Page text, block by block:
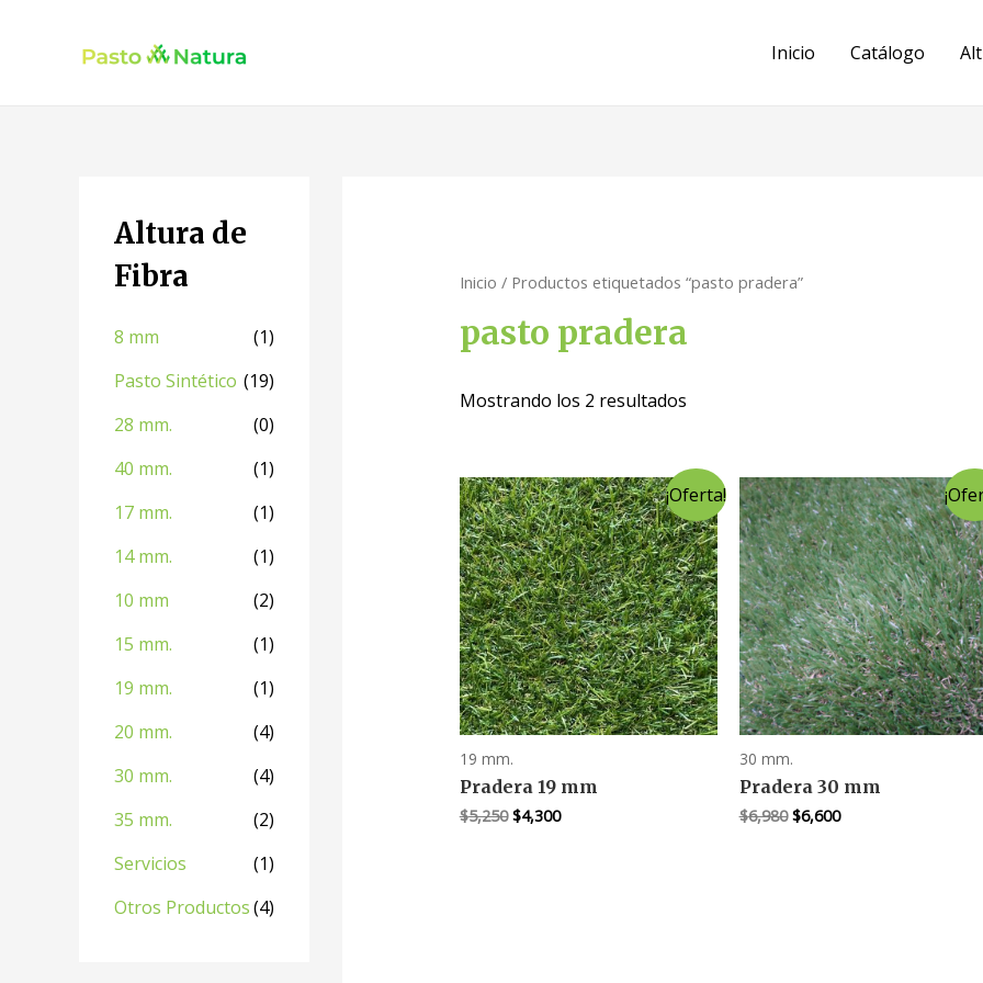
Inicio Catálogo
Altura de
Fibra
8 mm
(1)
Pasto Sintético (19)
28 mm.
(0)
40 mm.
(1)
17 mm.
(1)
14 mm.
(1)
10 mm
(2)
15 mm.
(1)
19 mm.
(1)
20 mm.
(4)
30 mm.
(4)
35 mm.
(2)
Servicios
(1)
Otros Productos(4)
Inicio / Productos etiquetados “pasto pradera”
pasto pradera
Mostrando los 2 resultados
¡Oferta!
19 mm.
Pradera 19 mm
$5,250 El
$4,300El
30 mm.
Pradera 30 mm
$6,980 El
$6,600El